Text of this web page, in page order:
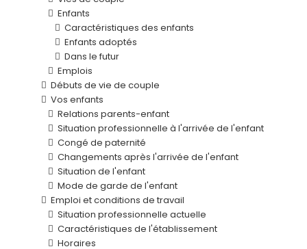
Enfants
Caractéristiques des enfants
Enfants adoptés
Dans le futur
Emplois
Débuts de vie de couple
Vos enfants
Relations parents-enfant
Situation professionnelle à l'arrivée de l'enfant
Congé de paternité
Changements après l'arrivée de l'enfant
Situation de l'enfant
Mode de garde de l'enfant
Emploi et conditions de travail
Situation professionnelle actuelle
Caractéristiques de l'établissement
Horaires